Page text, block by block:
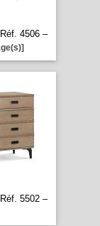
Réf. 4506 –
Réf. 5502 –